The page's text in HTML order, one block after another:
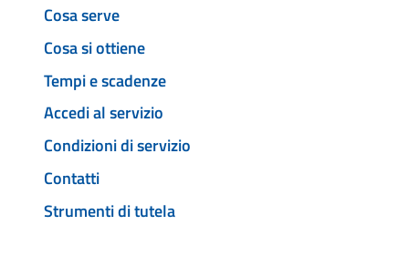
Cosa serve
Cosa si ottiene
Tempi e scadenze
Accedi al servizio
Condizioni di servizio
Contatti
Strumenti di tutela